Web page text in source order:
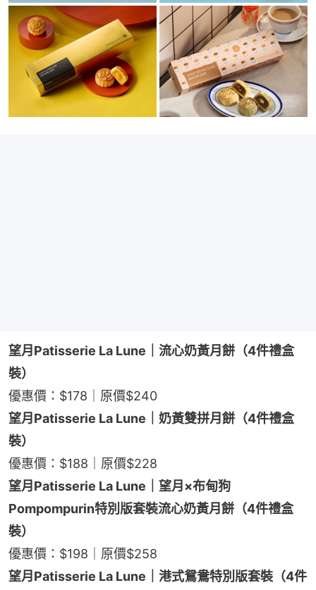
望月Patisserie La Lune｜流心奶黃月餅（4件禮盒
裝）
優惠價：$178｜原價$240
望月Patisserie La Lune｜奶黃雙拼月餅（4件禮盒
裝）
優惠價：$188｜原價$228
望月Patisserie La Lune｜望月×布甸狗
Pompompurin特別版套裝流心奶黃月餅（4件禮盒
裝）
優惠價：$198｜原價$258
望月Patisserie La Lune｜港式鴛鴦特別版套裝（4件